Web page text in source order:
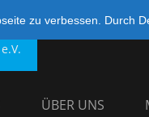
zu verbessen. Durch
ÜBER UNS